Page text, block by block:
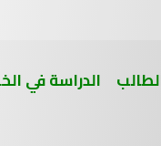
الدراسة في